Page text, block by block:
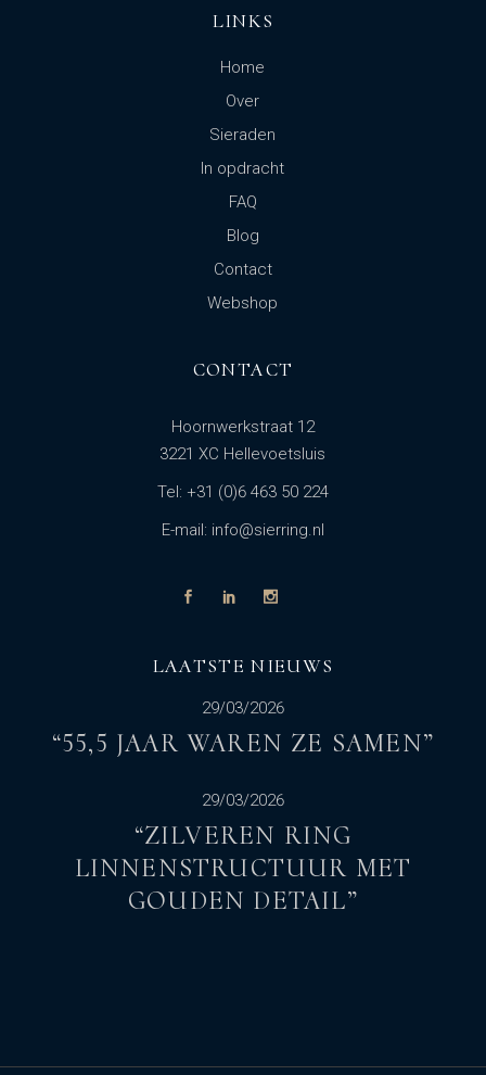
LINKS
Home
Over
Sieraden
In opdracht
FAQ
Blog
Contact
Webshop
CONTACT
Hoornwerkstraat 12
3221 XC Hellevoetsluis
Tel: +31 (0)6 463 50 224
E-mail: info@sierring.nl
LAATSTE NIEUWS
29/03/2026
“55,5 JAAR WAREN ZE SAMEN”
29/03/2026
“ZILVEREN RING
LINNENSTRUCTUUR MET
GOUDEN DETAIL”